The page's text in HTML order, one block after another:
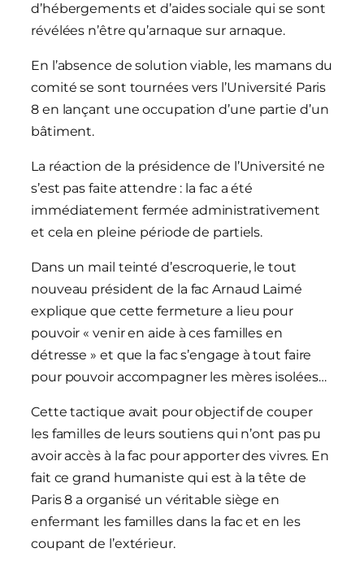
d’hébergements et d’aides sociale qui se sont
révélées n’être qu’arnaque sur arnaque.
En l’absence de solution viable, les mamans du
comité se sont tournées vers l’Université Paris
8 en lançant une occupation d’une partie d’un
bâtiment.
La réaction de la présidence de l’Université ne
s’est pas faite attendre : la fac a été
immédiatement fermée administrativement
et cela en pleine période de partiels.
Dans un mail teinté d’escroquerie, le tout
nouveau président de la fac Arnaud Laimé
explique que cette fermeture a lieu pour
pouvoir « venir en aide à ces familles en
détresse » et que la fac s’engage à tout faire
pour pouvoir accompagner les mères isolées…
Cette tactique avait pour objectif de couper
les familles de leurs soutiens qui n’ont pas pu
avoir accès à la fac pour apporter des vivres. En
fait ce grand humaniste qui est à la tête de
Paris 8 a organisé un véritable siège en
enfermant les familles dans la fac et en les
coupant de l’extérieur.